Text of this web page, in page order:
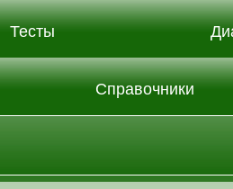
Тесты
Справочники